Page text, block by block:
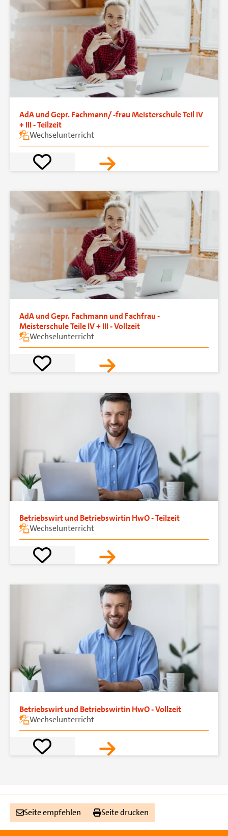
AdA und Gepr. Fachmann/ -frau Meisterschule Teil IV
+ III - Teilzeit
Wechselunterricht
AdA und Gepr. Fachmann und Fachfrau -
Meisterschule Teile IV + III - Vollzeit
Wechselunterricht
Betriebswirt und Betriebswirtin HwO - Teilzeit
Wechselunterricht
Betriebswirt und Betriebswirtin HwO - Vollzeit
Wechselunterricht
Seite empfehlen Seite drucken